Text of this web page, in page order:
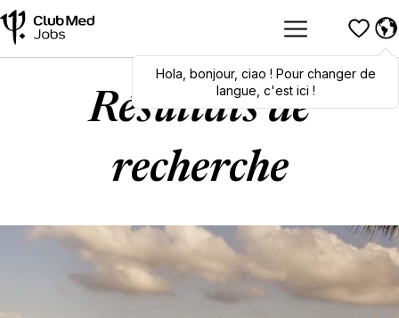
Hola,bonjour,ciao! To switch
languages, click here!
Hola bonjour, ciao ! Pour changer de
langue, c'est ici !
Résultats de
recherche